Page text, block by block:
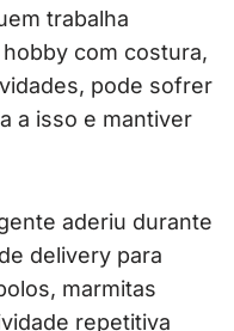
trabalha
com costura,
pode sofrer
a isso e mantiver
aderiu durante
delivery para
marmitas
repetitiva